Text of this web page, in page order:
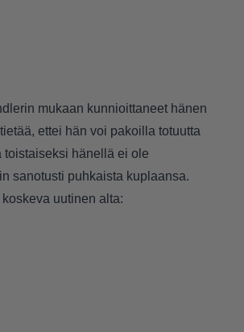
mukaan kunnioittaneet hänen
ettei hän voi pakoilla totuutta
toistaiseksi hänellä ei ole
sanotusti puhkaista kuplaansa.
uutinen alta: